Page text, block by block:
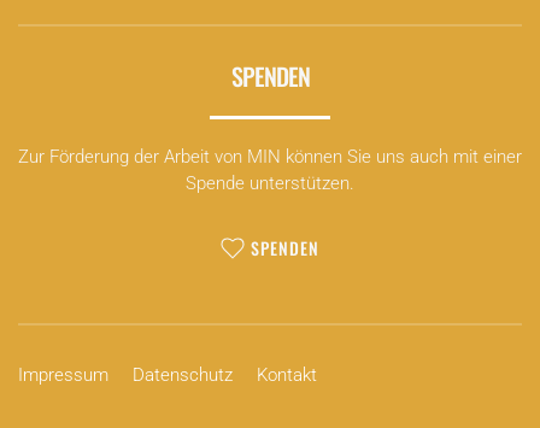
SPENDEN
Zur Förderung der Arbeit von MIN können Sie uns auch mit einer
Spende unterstützen.
SPENDEN
Impressum Datenschutz Kontakt